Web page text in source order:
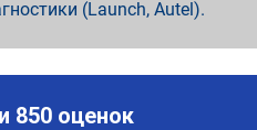
(Launch, Autel).
850 оценок